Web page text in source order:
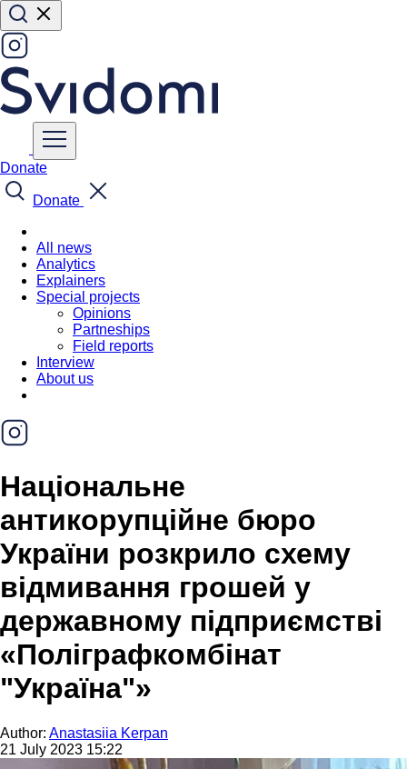
Donate
Donate
All news
Analytics
Explainers
Special projects
Opinions
Partneships
Field reports
Interview
About us
Національне
антикорупційне бюро
України розкрило схему
відмивання грошей у
державному підприємстві
«Поліграфкомбінат
"Україна"»
Author: Anastasiia Kerpan
21 July 2023 15:22